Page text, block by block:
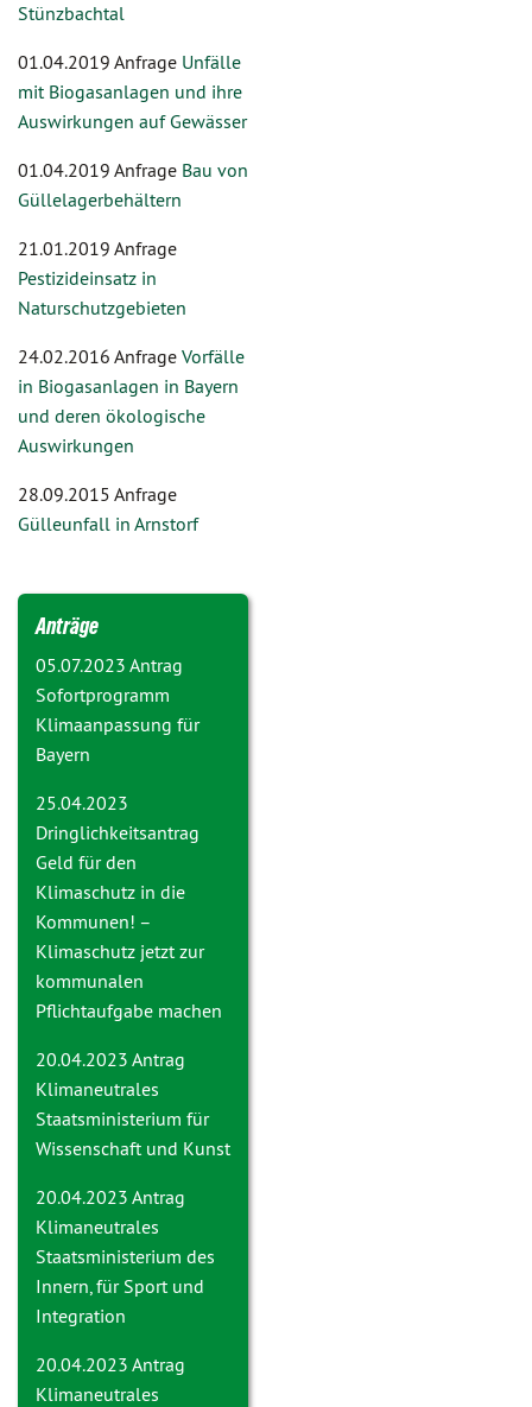
Stünzbachtal
01.04.2019 Anfrage Unfälle
mit Biogasanlagen und ihre
Auswirkungen auf Gewässer
01.04.2019 Anfrage Bau von
Güllelagerbehältern
21.01.2019 Anfrage
Pestizideinsatz in
Naturschutzgebieten
24.02.2016 Anfrage Vorfälle
in Biogasanlagen in Bayern
und deren ökologische
Auswirkungen
28.09.2015 Anfrage
Gülleunfall in Arnstorf
Anträge
05.07.2023 Antrag
Sofortprogramm
Klimaanpassung für
Bayern
25.04.2023
Dringlichkeitsantrag
Geld für den
Klimaschutz in die
Kommunen! –
Klimaschutz jetzt zur
kommunalen
Pflichtaufgabe machen
20.04.2023 Antrag
Klimaneutrales
Staatsministerium für
Wissenschaft und Kunst
20.04.2023 Antrag
Klimaneutrales
Staatsministerium des
Innern, für Sport und
Integration
20.04.2023 Antrag
Klimaneutrales